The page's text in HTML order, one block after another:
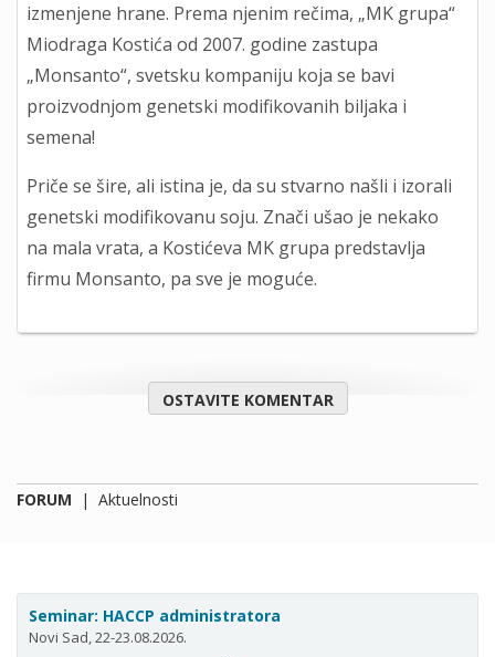
izmenjene hrane. Prema njenim rečima, „MK grupa“
Miodraga Kostića od 2007. godine zastupa
„Monsanto“, svetsku kompaniju koja se bavi
proizvodnjom genetski modifikovanih biljaka i
semena!
Priče se šire, ali istina je, da su stvarno našli i izorali
genetski modifikovanu soju. Znači ušao je nekako
na mala vrata, a Kostićeva MK grupa predstavlja
firmu Monsanto, pa sve je moguće.
OSTAVITE KOMENTAR
FORUM | Aktuelnosti
Seminar: HACCP administratora
Novi Sad, 22-23.08.2026.